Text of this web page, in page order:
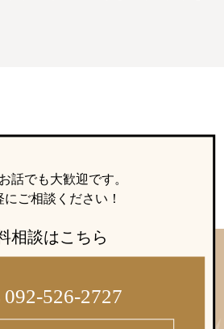
話でも大歓迎です。
にご相談ください！
相談はこちら
526-2727